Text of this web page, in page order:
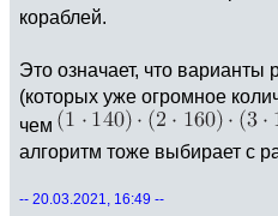
кораблей.
Это означает, что варианты
(которых уже огромное
чем
алгоритм тоже выбирает с
-- 20.03.2021, 16:49 --